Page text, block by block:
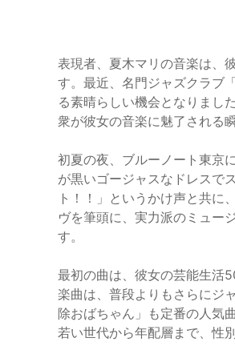
表現者、夏木マリの音楽は、
す。最近、名門ジャズクラブ
る素晴らしい機会となりまし
衆が彼女の音楽に魅了される
初夏の夜、ブルーノート東京
が黒いゴージャスなドレスで
ト！！」というかけ声と共に
ヴを筆頭に、実力派のミュー
す。
最初の曲は、彼女の芸能生活
楽曲は、普段よりもさらにジ
除おばちゃん」も定番の人気
若い世代から年配層まで、性